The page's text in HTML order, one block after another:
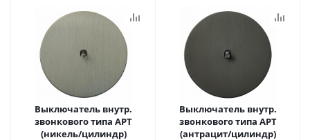
Выключатель внутр.
звонкового типа АРТ
(никель/цилиндр)
Выключатель внутр.
звонкового типа АРТ
(антрацит/цилиндр)